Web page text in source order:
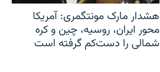
هشدار مارک مونتگمری: آمریکا
محور ایران، روسیه، چین و کره
شمالی را دست‌کم گرفته است